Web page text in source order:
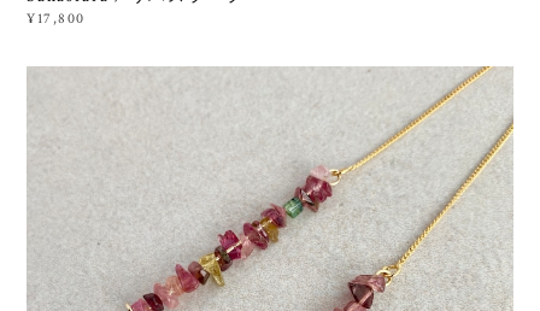
¥17,800